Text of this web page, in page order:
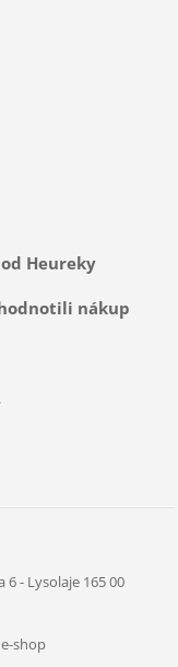
Heureky
nákup
6 - Lysolaje 165 00
shop